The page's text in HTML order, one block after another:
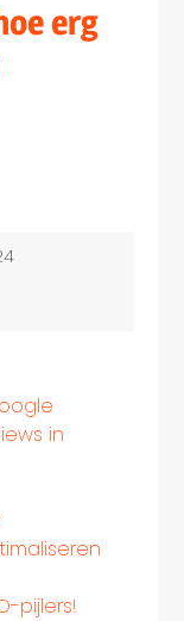
erg
in
pijlers!